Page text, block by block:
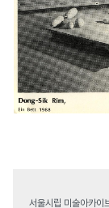
서울시립 미술아카이